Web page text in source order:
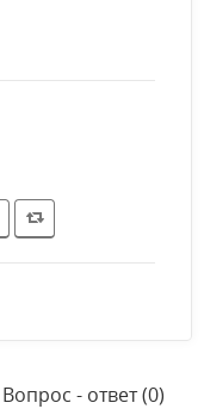
Вопрос - ответ (0)